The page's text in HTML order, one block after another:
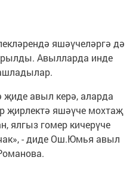
яшәүчеләргә дә
Авылларда инде
авыл керә, аларда
яшәүче мохтаҗ
ялгыз гомер кичерүче
- диде Ош.Юмья авыл